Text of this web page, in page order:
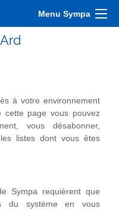
Menu Sympa
à votre environnement
cette page vous pouvez
vous désabonner,
listes dont vous êtes
Sympa requièrent que
du système en vous